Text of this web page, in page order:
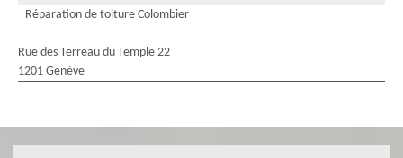
Réparation de toiture Colombier
Rue des Terreau du Temple 22
1201 Genève